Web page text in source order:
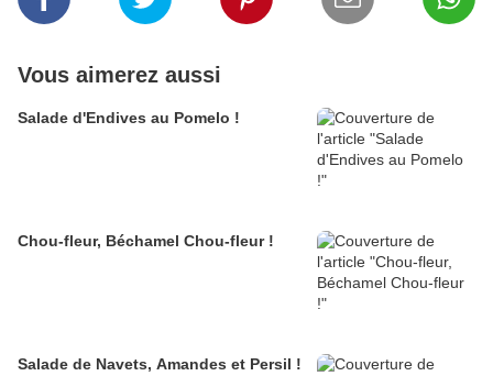
Vous aimerez aussi
Salade d'Endives au Pomelo !
Chou-fleur, Béchamel Chou-fleur !
Salade de Navets, Amandes et Persil !